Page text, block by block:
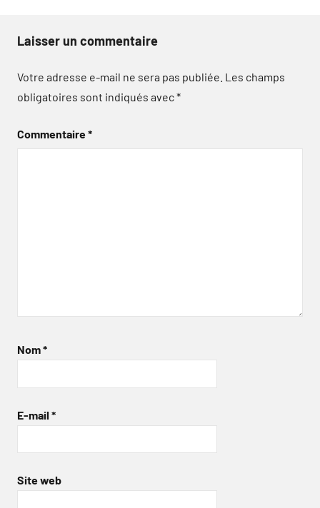
Laisser un commentaire
Votre adresse e-mail ne sera pas publiée. Les champs
obligatoires sont indiqués avec*
Commentaire*
Nom*
E-mail *
Site web